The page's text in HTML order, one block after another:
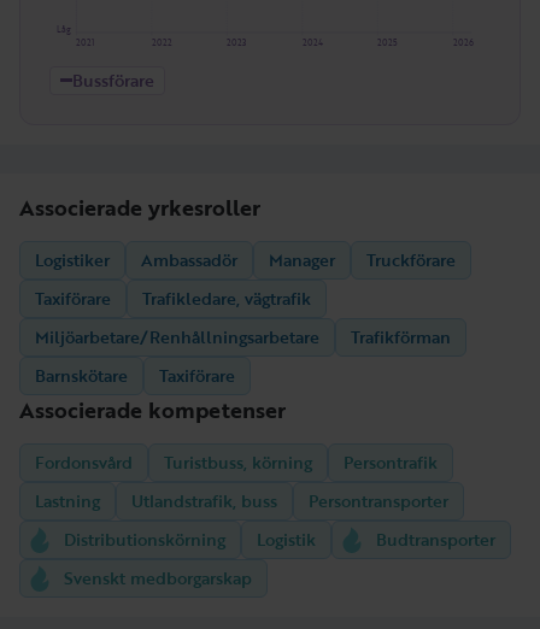
Låg
2026
2025
2024
2023
2022
2021
Bussförare
Associerade yrkesroller
Logistiker Ambassadör Manager
Truckförare
Taxiförare
Trafikledare, vägtrafik
Miljöarbetare/Renhållningsarbetare
Trafikförman
Barnskötare
Taxiförare
Associerade kompetenser
Fordonsvård Turistbuss, körning
Persontrafik
Lastning
Utlandstrafik, buss
Persontransporter
Distributionskörning
Logistik
Budtransporter
Svenskt medborgarskap